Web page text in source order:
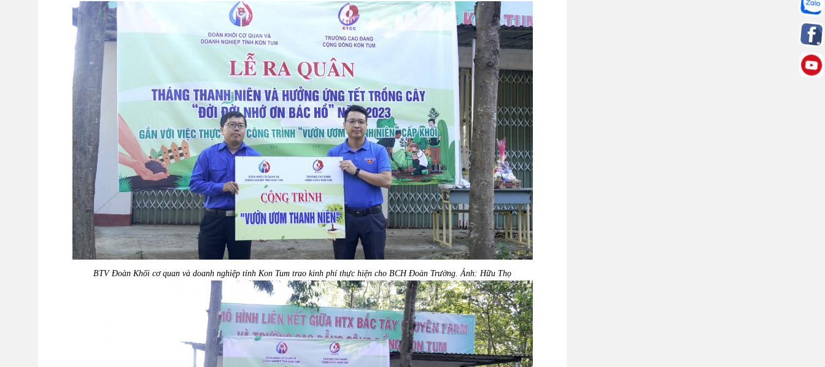
BTVĐoàn Khối cơ quan và doanh nghiệp tỉnh Kon Tum trao kinh phí thực hiện cho BCH Đoàn Trường. Ảnh: Hữu Thọ